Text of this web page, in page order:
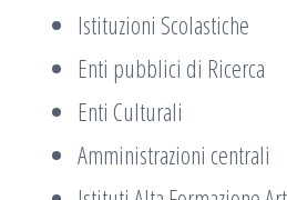
Istituzioni Scolastiche
Enti pubblici di Ricerca
Enti Culturali
Amministrazioni centrali